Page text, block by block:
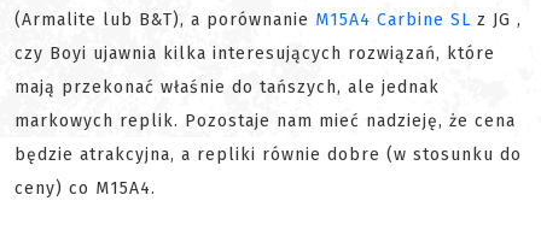
(Armalite lub B&T), a porównanie M15A4 Carbine SL z JG ,
czy Boyi ujawnia kilka interesujących rozwiązań, które
mają przekonać właśnie do tańszych, ale jednak
markowych replik. Pozostaje nam mieć nadzieję, że cena
będzie atrakcyjna, a repliki równie dobre (w stosunku do
ceny) co M15A4.